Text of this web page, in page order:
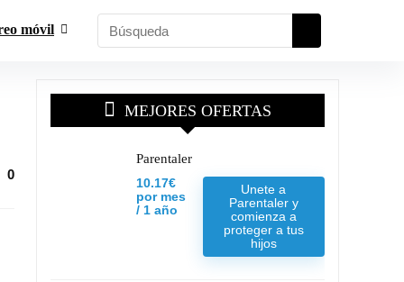
móvil
0
MEJORES OFERTAS
Parentaler
10.17€
por mes
/ 1 año
Unete a
Parentaler y
comienza a
proteger a tus
hijos